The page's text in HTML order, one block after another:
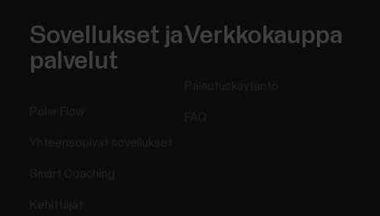
Sovellukset ja
palvelut
Verkkokauppa